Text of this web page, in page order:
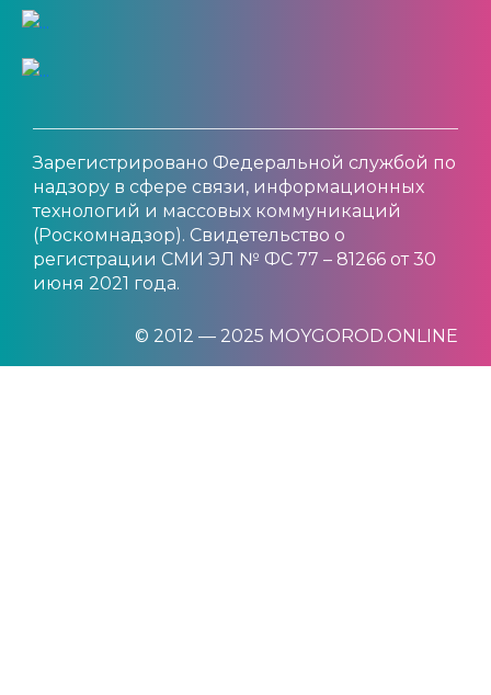
Зарегистрировано Федеральной службой по
надзору в сфере связи, информационных
технологий и массовых коммуникаций
(Роскомнадзор). Свидетельство о
регистрации СМИ ЭЛ № ФС 77 – 81266 от 30
июня 2021 года.
© 2012 — 2025 MOYGOROD.ONLINE